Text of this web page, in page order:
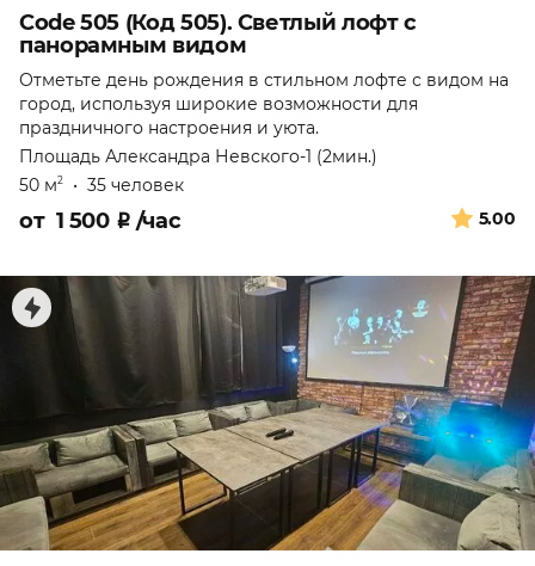
Code 505 (Код 505). Светлый лофт с
панорамным видом
Отметьте день рождения в стильном лофте с видом на
город, используя широкие возможности для
праздничного настроения и уюта.
Площадь Александра Невского-1 (2мин.)
50 м2 • 35 человек
5.00
от 1 500 ₽ /час